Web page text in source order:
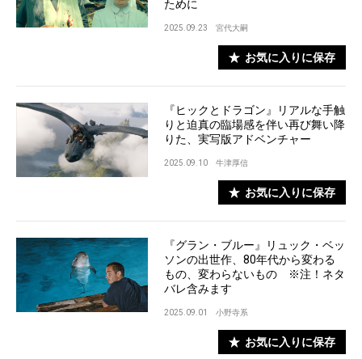
ために
2025.09.23 宮代大嗣
お気に入りに保存
『ヒックとドラゴン』リアルな手触
りと迫真の臨場感を伴い再び舞い降
りた、実写版アドベンチャー
2025.09.10 牛津厚信
お気に入りに保存
『グラン・ブルー』リュック・ベッ
ソンの出世作、80年代から変わる
もの、変わらないもの ※注！ネタ
バレ含みます
2025.09.01 小野寺系
お気に入りに保存